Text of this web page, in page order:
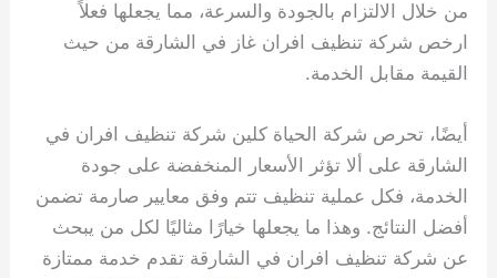
من خلال الالتزام بالجودة والسرعة، مما يجعلها فعلاً
ارخص شركة تنظيف افران غاز في الشارقة من حيث
القيمة مقابل الخدمة.
أيضًا، تحرص شركة الحياة كلين شركة تنظيف افران في
الشارقة على ألا تؤثر الأسعار المنخفضة على جودة
الخدمة، فكل عملية تنظيف تتم وفق معايير صارمة تضمن
أفضل النتائج. وهذا ما يجعلها خيارًا مثاليًا لكل من يبحث
عن شركة تنظيف افران في الشارقة تقدم خدمة ممتازة